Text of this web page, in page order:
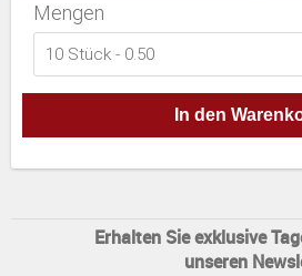
Mengen
10 Stück - 0.50
In den
Erhalten Sie exklusive
unseren